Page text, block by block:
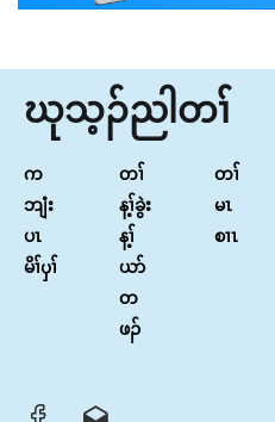
ဃုသ့ၣ်ညါတၢ်
က
ဘျံး
ပၤ
မိၢ်ၦၢ်
တၢ်
န့ၢ်ခွဲး
န့ၢ်
ယာ်
တ
ဖၣ်
တၢ်
မၤ
စၢၤ